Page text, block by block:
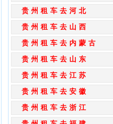
贵州租车去河北
贵州租车去山西
贵州租车去内蒙古
贵州租车去山东
贵州租车去江苏
贵州租车去安徽
贵州租车去浙江